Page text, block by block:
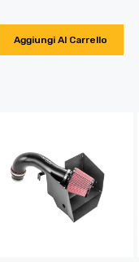
Aggiungi Al Carrello